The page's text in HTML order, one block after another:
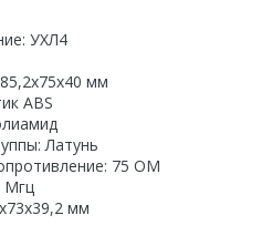
УХЛ4
мм
ABS
Латунь
75 ОМ
Мгц
мм